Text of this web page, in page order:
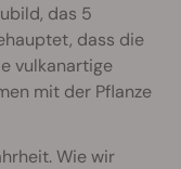
das 5
dass die
vulkanartige
mit der Pflanze
Wie wir